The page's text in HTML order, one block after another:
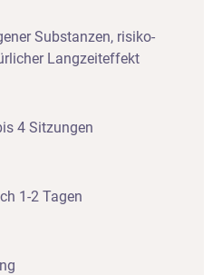
Substanzen, risiko-
Langzeiteffekt
4 Sitzungen
1-2 Tagen